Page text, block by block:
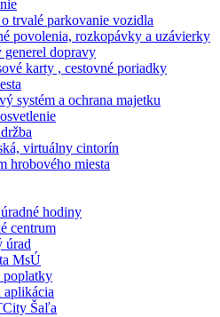
trvalé parkovanie vozidla
povolenia, rozkopávky a uzávierky
generel dopravy
karty , cestovné poriadky
systém a ochrana majetku
virtuálny cintorín
hrobového miesta
hodiny
centrum
úrad
MsÚ
poplatky
Šaľa